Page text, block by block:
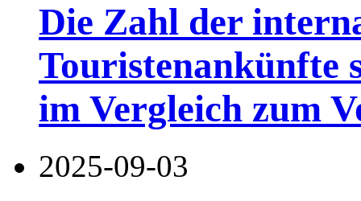
Die Zahl der
Touristenankünfte
im Vergleich zum
2025-09-03